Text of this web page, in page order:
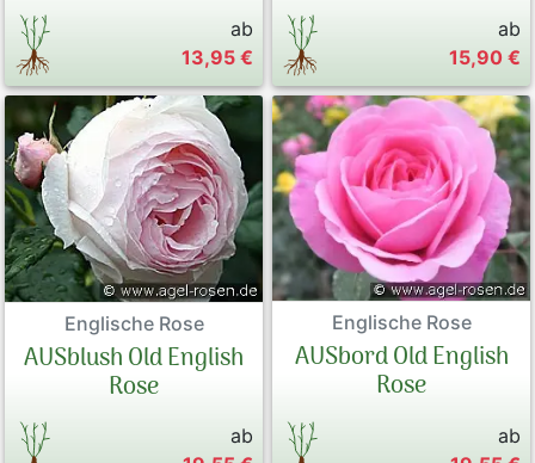
ab
13,95 €
ab
15,90 €
Englische Rose
AUSblush Old English
Rose
ab
Englische Rose
AUSbord Old English
Rose
ab